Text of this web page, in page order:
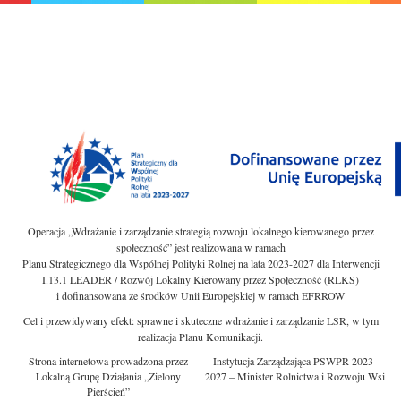
Operacja „Wdrażanie i zarządzanie strategią rozwoju lokalnego kierowanego przez
społeczność” jest realizowana w ramach
Planu Strategicznego dla Wspólnej Polityki Rolnej na lata 2023-2027 dla Interwencji
I.13.1 LEADER / Rozwój Lokalny Kierowany przez Społeczność (RLKS)
i dofinansowana ze środków Unii Europejskiej w ramach EFRROW
Cel i przewidywany efekt: sprawne i skuteczne wdrażanie i zarządzanie LSR, w tym
realizacja Planu Komunikacji.
Strona internetowa prowadzona przez
Lokalną Grupę Działania „Zielony
Pierścień”
Instytucja Zarządzająca PSWPR 2023-
2027 – Minister Rolnictwa i Rozwoju Wsi